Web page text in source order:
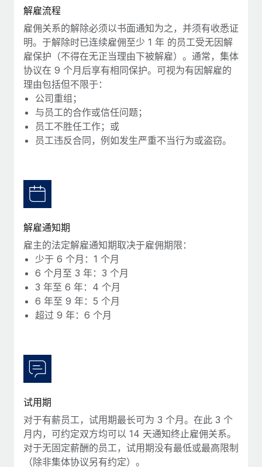
背景调查
简化候选人筛选流程
合规守望台
防范合规风险
设备管理
在全球范围内配置和跟踪 IT 设备
实体设立
人员调配与搬迁
轻松搬迁员工
轻松管理员工福利
获得支持
查看全部资源
博客
Why owned entities are key to maintaining
EOR compliance
As the global workforce continues to expand in response
to the demands of today’s labor market, the...
What a Workday global payroll implementation
actually looks like
Most teams hear "payroll implementation" and picture a
six-month project with a dedicated team....
了解更多
解雇流程
雇佣关系的解除必须以书面通知为之，并须有收悉证
明。于解除时已连续雇佣至少 1 年 的员工受无因解
雇保护（不得在无正当理由下被解雇）。通常，集体
协议在 9 个月后享有相同保护。可视为有因解雇的
理由包括但不限于：
公司重组；
与员工的合作或信任问题；
员工不胜任工作；或
员工违反合同，例如发生严重不当行为或盗窃。
解雇通知期
雇主的法定解雇通知期取决于雇佣期限：
少于 6 个月：1 个月
6 个月至 3 年：3 个月
3 年至 6 年：4 个月
6 年至 9 年：5 个月
超过 9 年：6 个月
试用期
对于有薪员工，试用期最长可为 3 个月。在此 3 个
月内，可约定双方均可以 14 天通知终止雇佣关系。
对于无固定薪酬的员工，试用期没有最低或最高限制
（除非集体协议另有约定）。